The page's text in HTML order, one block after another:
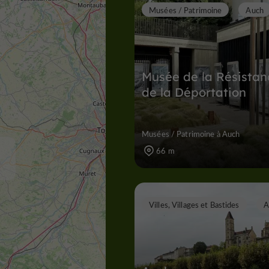
Musée de la
de la Déportation
Musées / Patrimoine Auch
Musées / Patrimoine à Auch
66 m
Villes, Villages et Bastides